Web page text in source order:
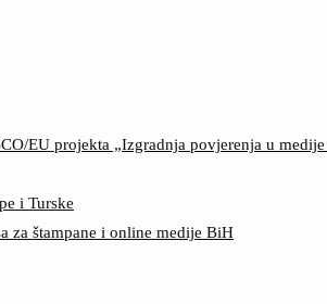
EU projekta „Izgradnja povjerenja u
i Turske
za štampane i online medije BiH